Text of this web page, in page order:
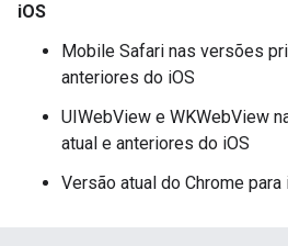
iOS
Mobile Safari nas versões
anteriores do iOS
UIWebView e WKWebView
atual e anteriores do iOS
Versão atual do Chrome para